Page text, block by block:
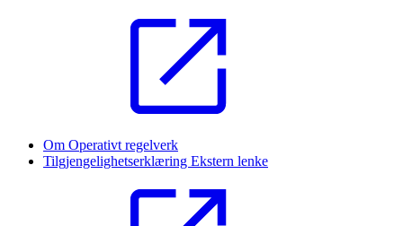
Om Operativt regelverk
Tilgjengelighetserklæring Ekstern lenke